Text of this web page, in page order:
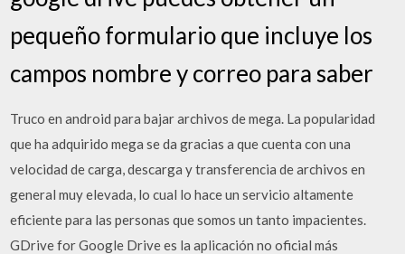
pequeño formulario que incluye los
campos nombre y correo para saber
Truco en android para bajar archivos de mega. La popularidad
que ha adquirido mega se da gracias a que cuenta con una
velocidad de carga, descarga y transferencia de archivos en
general muy elevada, lo cual lo hace un servicio altamente
eficiente para las personas que somos un tanto impacientes.
GDrive for Google Drive es la aplicación no oficial más